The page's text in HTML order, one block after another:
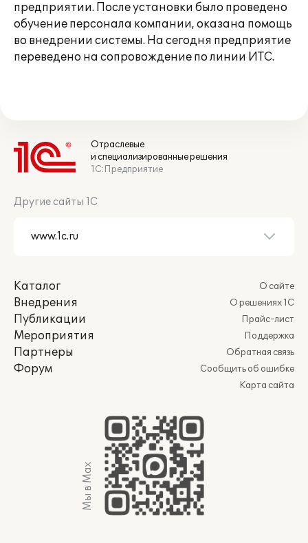
предприятии. После установки было проведено
обучение персонала компании, оказана помощь
во внедрении системы. На сегодня предприятие
переведено на сопровождение по линии ИТС.
Отраслевые
и специализированные решения
1С:Предприятие
Другие сайты 1С
Каталог
Внедрения
Публикации
Мероприятия
Партнеры
Форум
О сайте
О решениях 1С
Прайс-лист
Поддержка
Обратная связь
Сообщить об ошибке
Карта сайта
Мы в Max